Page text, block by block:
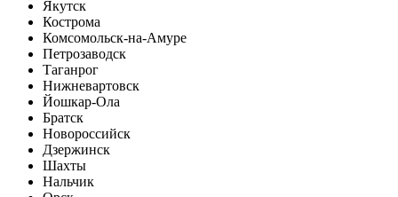
Якутск
Кострома
Комсомольск-на-Амуре
Петрозаводск
Таганрог
Нижневартовск
Йошкар-Ола
Братск
Новороссийск
Дзержинск
Шахты
Нальчик